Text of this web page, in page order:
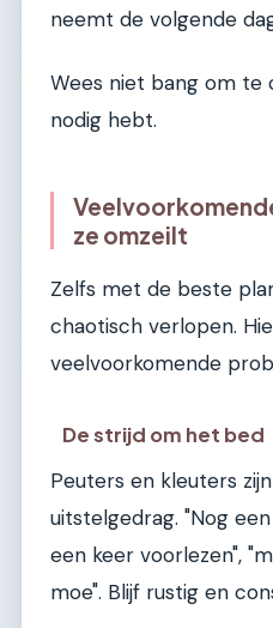
neemt de volgende
Wees niet bang om te
nodig hebt.
ze omzeilt
Zelfs met de beste
chaotisch verlopen.
veelvoorkomende
De strijd om het bed
Peuters en kleuters
uitstelgedrag. "Nog
een keer voorlezen",
moe". Blijf rustig en